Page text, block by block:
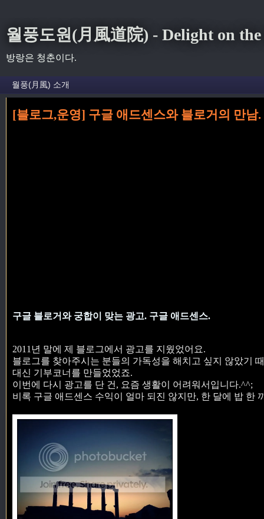
월풍도원(月風道院) - Delight on
방랑은 청춘이다.
» 수익 꼬리가 달린 글
[블로그,운영] 구글 애드센스와 블로거의 만남.
구글 블로거와 궁합이 맞는 광고. 구글 애드센스.
2011년 말에 제 블로그에서 광고를 지웠었어요.
블로그를 찾아주시는 분들의 가독성을 해치고 싶지 않았기
대신 기부코너를 만들었었죠.
이번에 다시 광고를 단 건, 요즘 생활이 어려워서입니다.^^;
비록 구글 애드센스 수익이 얼마 되진 않지만, 한 달에 밥 한